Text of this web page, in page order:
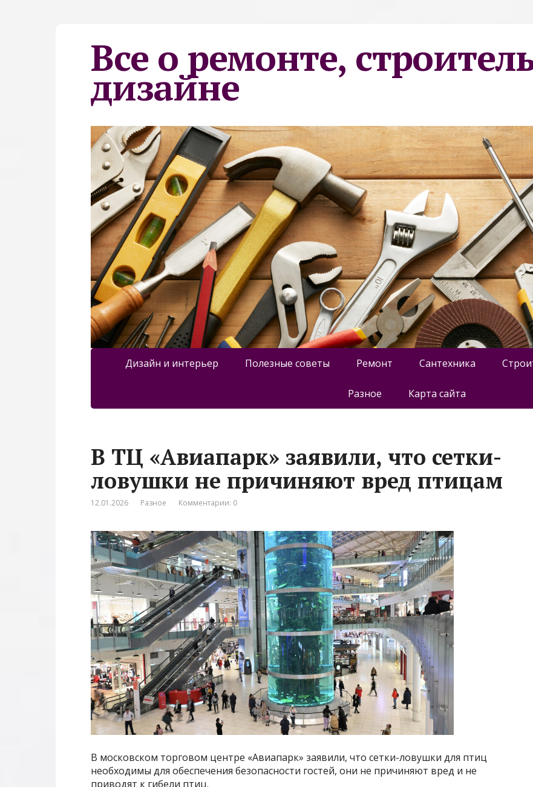
Все о ремонте,
дизайне
Дизайн и интерьер Полезные советы Ремонт Сантехника
Разное Карта сайта
В ТЦ «Авиапарк» заявили, что сетки-
ловушки не причиняют вред птицам
12.01.2026 Разное Комментарии: 0
В московском торговом центре «Авиапарк» заявили, что сетки-ловушки для птиц
необходимы для обеспечения безопасности гостей, они не причиняют вред и не
приводят к гибели птиц.